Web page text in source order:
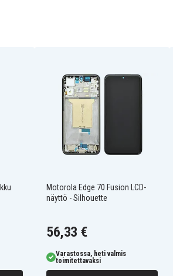
Motorola Edge 70 Fusion LCD-
näyttö - Silhouette
56,33 €
Varastossa, heti valmis
toimitettavaksi